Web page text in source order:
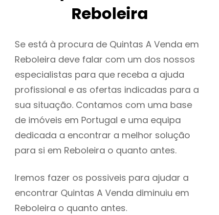
Reboleira
Se está à procura de Quintas A Venda em
Reboleira deve falar com um dos nossos
especialistas para que receba a ajuda
profissional e as ofertas indicadas para a
sua situação. Contamos com uma base
de imóveis em Portugal e uma equipa
dedicada a encontrar a melhor solução
para si em Reboleira o quanto antes.
Iremos fazer os possiveis para ajudar a
encontrar Quintas A Venda diminuiu em
Reboleira o quanto antes.